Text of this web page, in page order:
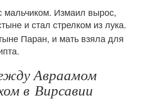
мальчиком. Измаил вырос,
и стал стрелком из лука.
Паран, и мать взяла для
Авраамом
в Вирсавии